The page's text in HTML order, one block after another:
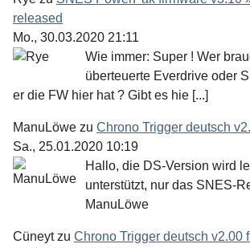
released
Mo., 30.03.2020 21:11
Wie immer: Super ! Wer
überteuerte Everdrive oder
er die FW hier hat ? Gibt es hie [...]
ManuLöwe zu Chrono Trigger deutsch
Sa., 25.01.2020 10:19
Hallo, die DS-Version wird
unterstützt, nur das SNES-
ManuLöwe
Cüneytzu Chrono Trigger deutsch v2.00